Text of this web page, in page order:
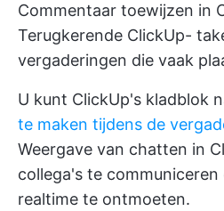
Commentaar toewijzen in
Terugkerende ClickUp-
vergaderingen die vaak
U kunt ClickUp's kladblok
te maken tijdens de
Weergave van chatten in
collega's te communiceren
realtime te ontmoeten.